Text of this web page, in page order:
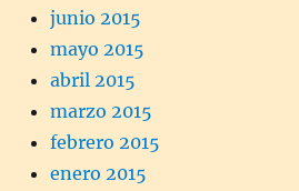
junio 2015
mayo 2015
abril 2015
marzo 2015
febrero 2015
enero 2015